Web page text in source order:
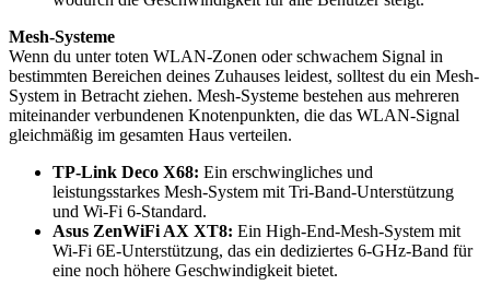
Mesh-Systeme
Wenn du unter toten WLAN-Zonen oder schwachem Signal in
bestimmten Bereichen deines Zuhauses leidest, solltest du ein Mesh-
System in Betracht ziehen. Mesh-Systeme bestehen aus mehreren
miteinander verbundenen Knotenpunkten, die das WLAN-Signal
gleichmäßig im gesamten Haus verteilen.
TP-Link Deco X68: Ein erschwingliches und
leistungsstarkes Mesh-System mit Tri-Band-Unterstützung
und Wi-Fi 6-Standard.
Asus ZenWiFi AX XT8: Ein High-End-Mesh-System mit
Wi-Fi 6E-Unterstützung, das ein dediziertes 6-GHz-Band für
eine noch höhere Geschwindigkeit bietet.